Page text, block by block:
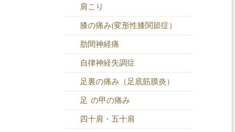
肩こり
膝の痛み(変形性膝関節症）
肋間神経痛
自律神経失調症
足裏の痛み（足底筋膜炎）
足 の甲の痛み
四十肩・五十肩